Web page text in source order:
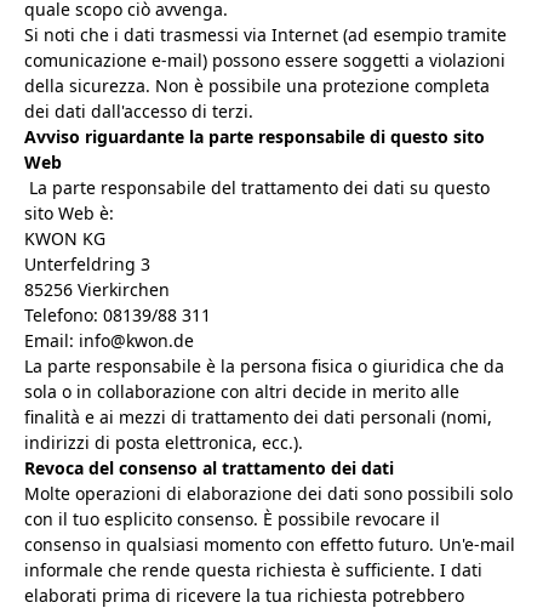
quale scopo ciò avvenga.
Si noti che i dati trasmessi via Internet (ad esempio tramite
comunicazione e-mail) possono essere soggetti a violazioni
della sicurezza. Non è possibile una protezione completa
dei dati dall'accesso di terzi.
Avviso riguardante la parte responsabile di questo sito
Web
La parte responsabile del trattamento dei dati su questo
sito Web è:
KWON KG
Unterfeldring 3
85256 Vierkirchen
Telefono: 08139/88 311
Email: info@kwon.de
La parte responsabile è la persona fisica o giuridica che da
sola o in collaborazione con altri decide in merito alle
finalità e ai mezzi di trattamento dei dati personali (nomi,
indirizzi di posta elettronica, ecc.).
Revoca del consenso al trattamento dei dati
Molte operazioni di elaborazione dei dati sono possibili solo
con il tuo esplicito consenso. È possibile revocare il
consenso in qualsiasi momento con effetto futuro. Un'e-mail
informale che rende questa richiesta è sufficiente. I dati
elaborati prima di ricevere la tua richiesta potrebbero